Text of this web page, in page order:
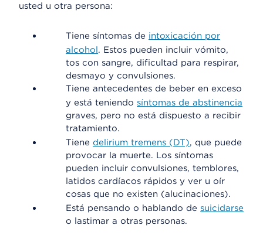
usted u otra persona:
Tiene síntomas de intoxicación por
alcohol. Estos pueden incluir vómito,
tos con sangre, dificultad para respirar,
desmayo y convulsiones.
Tiene antecedentes de beber en exceso
y está teniendo síntomas de abstinencia
graves, pero no está dispuesto a recibir
tratamiento.
Tiene delirium tremens (DT), que puede
provocar la muerte. Los síntomas
pueden incluir convulsiones, temblores,
latidos cardíacos rápidos y ver u oír
cosas que no existen (alucinaciones).
Está pensando o hablando de suicidarse
o lastimar a otras personas.